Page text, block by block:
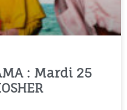
: Mardi 25